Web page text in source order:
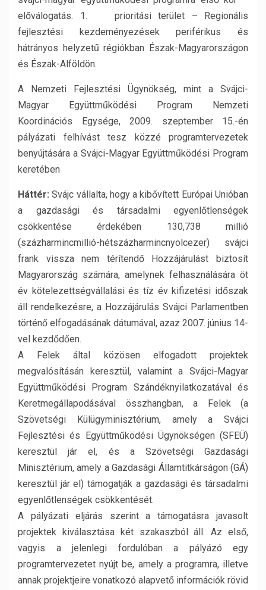
előválogatás. 1. prioritási terület – Regionális
fejlesztési kezdeményezések periférikus és
hátrányos helyzetű régiókban Észak-Magyarországon
és Észak-Alföldön.
A Nemzeti Fejlesztési Ügynökség, mint a Svájci-
Magyar Együttműködési Program Nemzeti
Koordinációs Egysége, 2009. szeptember 15.-én
pályázati felhívást tesz közzé programtervezetek
benyújtására a Svájci-Magyar Együttműködési Program
keretében
Háttér:Svájc vállalta, hogy a kibővített Európai Unióban
a gazdasági és társadalmi egyenlőtlenségek
csökkentése érdekében 130,738 millió
(százharmincmillió-hétszázharmincnyolcezer) svájci
frank vissza nem térítendő Hozzájárulást biztosít
Magyarország számára, amelynek felhasználására öt
év kötelezettségvállalási és tíz év kifizetési időszak
áll rendelkezésre, a Hozzájárulás Svájci Parlamentben
történő elfogadásának dátumával, azaz 2007. június 14-
vel kezdődően.
A Felek által közösen elfogadott projektek
megvalósításán keresztül, valamint a Svájci-Magyar
Együttműködési Program Szándéknyilatkozatával és
Keretmegállapodásával összhangban, a Felek (a
Szövetségi Külügyminisztérium, amely a Svájci
Fejlesztési és Együttműködési Ügynökségen (SFEÜ)
keresztül jár el, és a Szövetségi Gazdasági
Minisztérium, amely a Gazdasági Államtitkárságon (GÁ)
keresztül jár el) támogatják a gazdasági és társadalmi
egyenlőtlenségek csökkentését.
A pályázati eljárás szerint a támogatásra javasolt
projektek kiválasztása két szakaszból áll. Az első,
vagyis a jelenlegi fordulóban a pályázó egy
programtervezetet nyújt be, amely a programra, illetve
annak projektjeire vonatkozó alapvető információk rövid